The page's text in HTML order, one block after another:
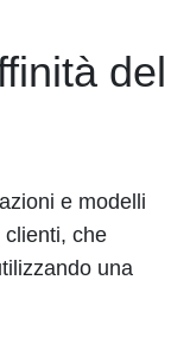
del
e modelli
clienti, che
una